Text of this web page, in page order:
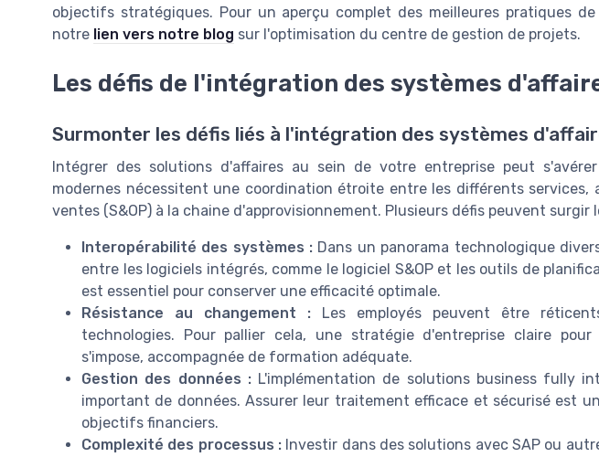
objectifs stratégiques. Pour un aperçu complet des meilleures pratiques
notre lien vers notre blog sur l'optimisation du centre de gestion de projets.
Les défis de l'intégration des systèmes
Surmonter les défis liés à l'intégration des systèmes
Intégrer des solutions d'affaires au sein de votre entreprise peut
modernes nécessitent une coordination étroite entre les différents services,
ventes (S&OP) à la chaine d'approvisionnement. Plusieurs défis peuvent surgir
Interopérabilité des systèmes : Dans un panorama technologique
entre les logiciels intégrés, comme le logiciel S&OP et les outils de
est essentiel pour conserver une efficacité optimale.
Résistance au changement : Les employés peuvent être
technologies. Pour pallier cela, une stratégie d'entreprise claire
s'impose, accompagnée de formation adéquate.
Gestion des données :L'implémentation de solutions business fully
important de données. Assurer leur traitement efficace et sécurisé est
objectifs financiers.
Complexité des processus : Investir dans des solutions avec SAP ou